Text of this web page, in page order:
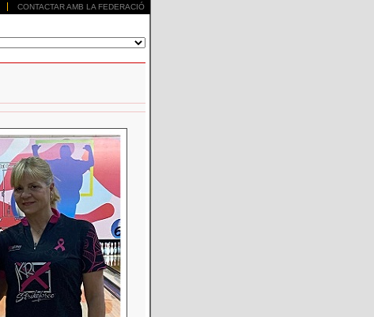
CONTACTAR AMB LA FEDERACIÓ